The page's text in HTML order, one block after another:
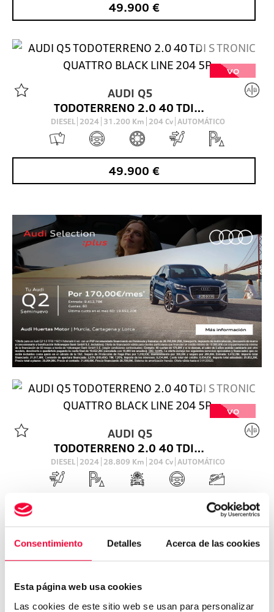
Consentimiento Detalles Acerca de las cookies
Esta página web usa cookies
Las cookies de este sitio web se usan para personalizar
49.900 €
VO
AUDI Q5
TODOTERRENO 2.0 40 TDI S TRONIC QUATTRO BLACK LINE 204 5P
DIESEL 2024 31.200 Km 204 Cv AUTOMÁTICO
49.900 €
VO
AUDI Q5
TODOTERRENO 2.0 40 TDI S TRONIC QUATTRO BLACK LINE 204 5P
DIESEL 2024 28.809 Km 204 Cv AUTOMÁTICO